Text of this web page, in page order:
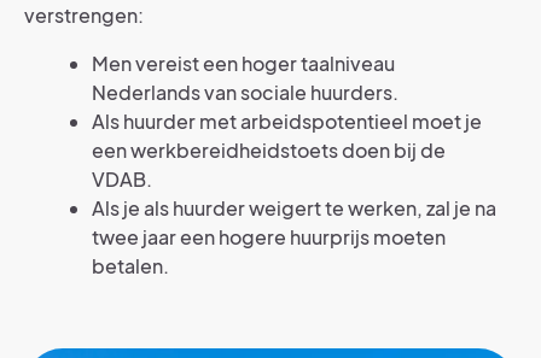
verstrengen:
Men vereist een hoger taalniveau
Nederlands van sociale huurders.
Als huurder met arbeidspotentieel moet je
een werkbereidheidstoets doen bij de
VDAB.
Als je als huurder weigert te werken, zal je na
twee jaar een hogere huurprijs moeten
betalen.